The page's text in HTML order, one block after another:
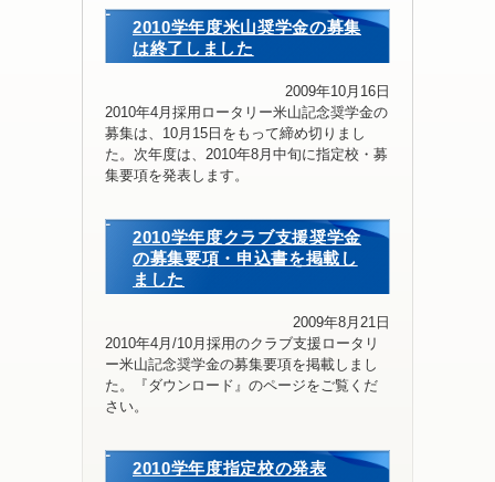
2010学年度米山奨学金の募集
は終了しました
2009年10月16日
2010年4月採用ロータリー米山記念奨学金の
募集は、10月15日をもって締め切りまし
た。次年度は、2010年8月中旬に指定校・募
集要項を発表します。
2010学年度クラブ支援奨学金
の募集要項・申込書を掲載し
ました
2009年8月21日
2010年4月/10月採用のクラブ支援ロータリ
ー米山記念奨学金の募集要項を掲載しまし
た。『ダウンロード』のページをご覧くだ
さい。
2010学年度指定校の発表